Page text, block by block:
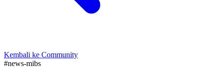
Kembali ke Community
#news-mibs